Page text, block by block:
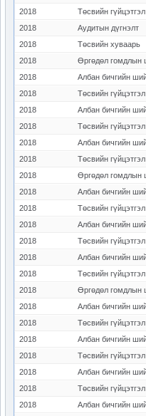
2018
Төсвийн гүйцэтгэл
2018
Аудитын дүгнэлт
2018
Төсвийн хуваарь
2018
2018
2018
Төсвийн гүйцэтгэл
2018
2018
Төсвийн гүйцэтгэл
2018
2018
Төсвийн гүйцэтгэл
2018
2018
2018
Төсвийн гүйцэтгэл
2018
2018
Төсвийн гүйцэтгэл
2018
2018
Төсвийн гүйцэтгэл
2018
2018
2018
Төсвийн гүйцэтгэл
2018
2018
Төсвийн гүйцэтгэл
2018
2018
Төсвийн гүйцэтгэл
2018